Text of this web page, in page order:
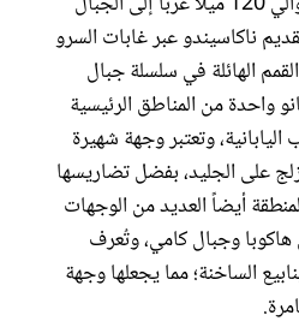
ناكاسيندو عبر غابات السرو
الهائلة في سلسلة جبال
واحدة من المناطق الرئيسية
وتعتبر وجهة شهيرة
على الجليد، بفضل تضاريسها
أيضاً العديد من الوجهات
هاكوبا وجبال كامي، وتُعرف
الساخنة؛ مما يجعلها وجهة